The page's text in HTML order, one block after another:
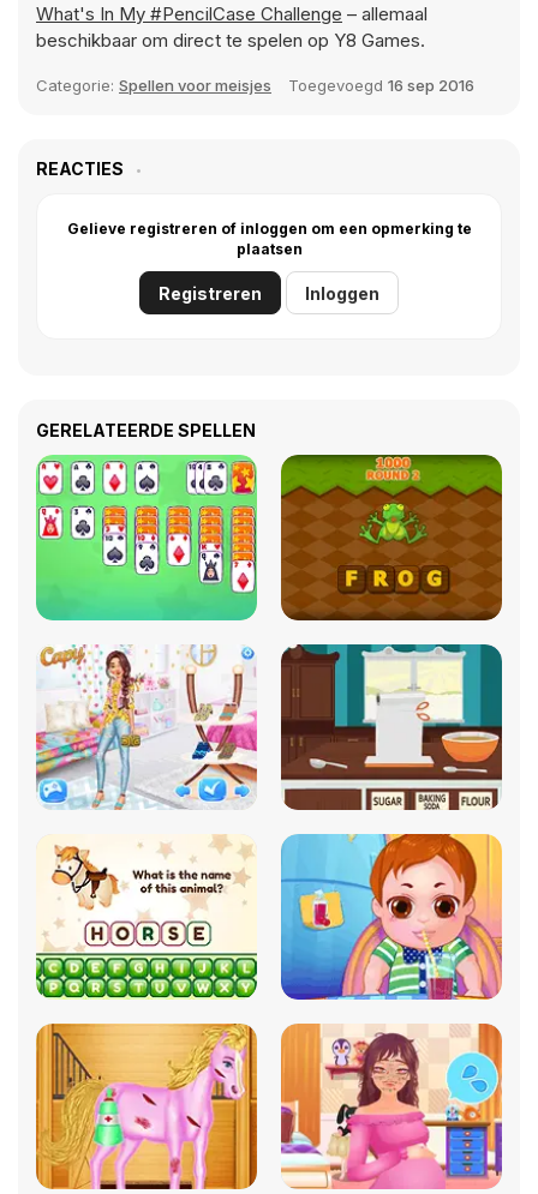
What's In My #PencilCase Challenge – allemaal
beschikbaar om direct te spelen op Y8 Games.
Categorie: Spellen voor meisjes Toegevoegd 16 sep 2016
REACTIES
Gelieve registreren of inloggen om een opmerking te
plaatsen
Registreren Inloggen
GERELATEERDE SPELLEN